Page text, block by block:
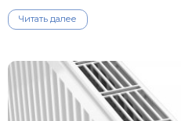
Читать далее